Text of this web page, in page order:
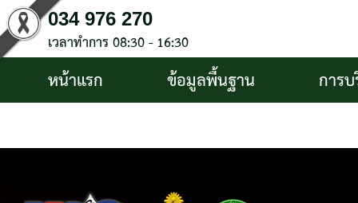
034 976 270
เวลาทำการ 08:30 - 16:30
หน้าแรก ข้อมูลพื้นฐาน
การ